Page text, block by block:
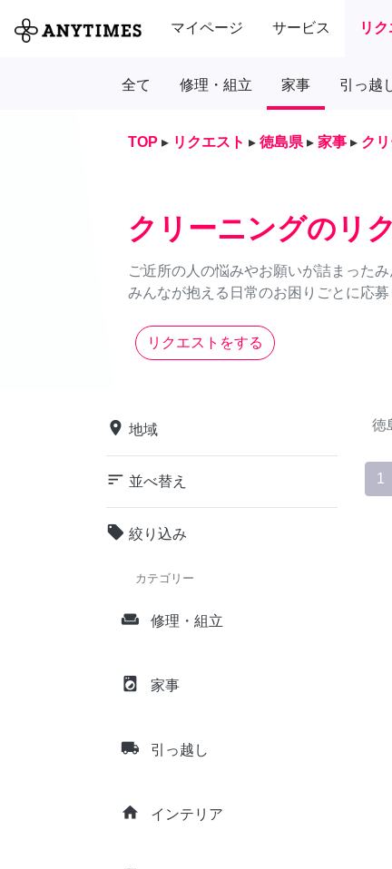
マイページ サービス リク
全て 修理・組立 家事 引っ越
TOP ▸ リクエスト ▸ 徳島県 ▸ 家事 ▸ ク
クリーニングのリ
ご近所の人の悩みやお願いが詰まった
みんなが抱える日常のお困りごとに応
リクエストをする
place 地域
sort 並べ替え
local_offer 絞り込み
カテゴリー
weekend 修理・組立
local_laundry_service 家事
local_shipping 引っ越し
home インテリア
徳
1